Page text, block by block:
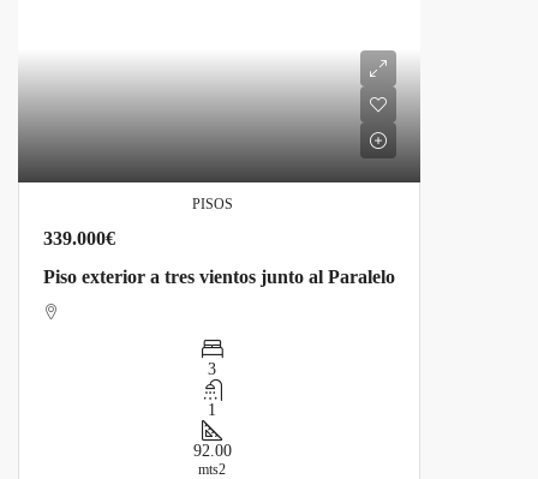
PISOS
339.000€
Piso exterior a tres vientos junto al Paralelo
3
1
92.00
mts2